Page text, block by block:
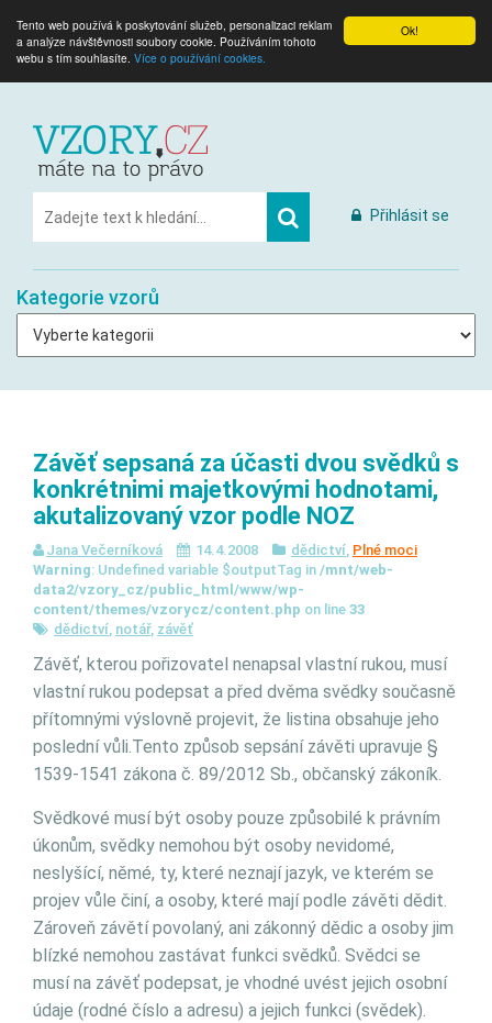
Ok!
Tento web používá k poskytování služeb, personalizaci reklam
a analýze návštěvnosti soubory cookie. Používáním tohoto
webu s tím souhlasíte. Více o používání cookies.
Přihlásit se
Kategorie vzorů
Závěť sepsaná za účasti dvou svědků s
konkrétnimi majetkovými hodnotami,
akutalizovaný vzor podle NOZ
Jana Večerníková 14.4.2008 dědictví, Plné moci
Warning: Undefined variable $outputTag in /mnt/web-
data2/vzory_cz/public_html/www/wp-
content/themes/vzorycz/content.php on line 33
dědictví, notář, závěť
Závěť, kterou pořizovatel nenapsal vlastní rukou, musí
vlastní rukou podepsat a před dvěma svědky současně
přítomnými výslovně projevit, že listina obsahuje jeho
poslední vůli.Tento způsob sepsání závěti upravuje §
1539-1541 zákona č. 89/2012 Sb., občanský zákoník.
Svědkové musí být osoby pouze způsobilé k právním
úkonům, svědky nemohou být osoby nevidomé,
neslyšící, němé, ty, které neznají jazyk, ve kterém se
projev vůle činí, a osoby, které mají podle závěti dědit.
Zároveň závětí povolaný, ani zákonný dědic a osoby jim
blízké nemohou zastávat funkci svědků. Svědci se
musí na závěť podepsat, je vhodné uvést jejich osobní
údaje (rodné číslo a adresu) a jejich funkci (svědek).